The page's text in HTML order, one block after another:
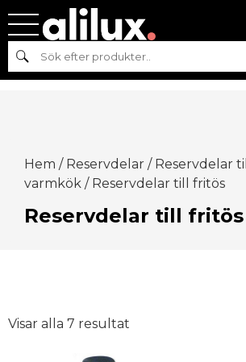
Sök
Hem / Reservdelar / Reservdelar till
varmkök / Reservdelar till fritös
Reservdelar till fritös
Visar alla 7 resultat